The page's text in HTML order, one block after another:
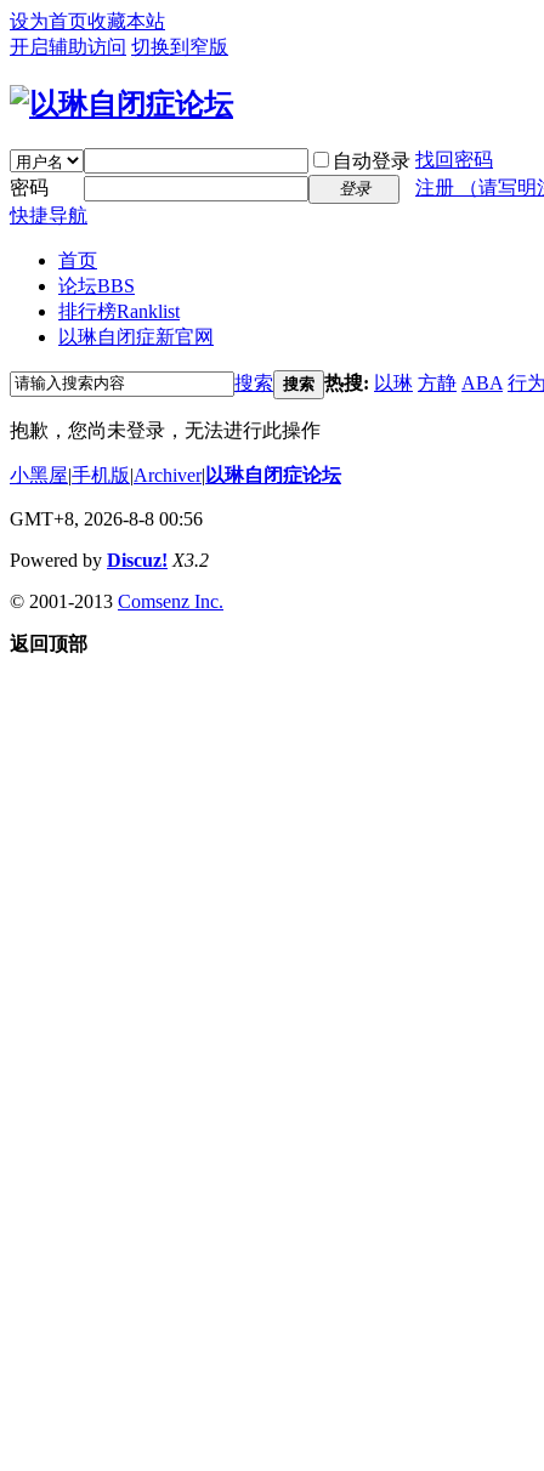
设为首页收藏本站
开启辅助访问 切换到窄版
自动登录 找回密码
密码
登录
注册 （请写明
快捷导航
首页
论坛BBS
排行榜Ranklist
以琳自闭症新官网
搜索 搜索 热搜: 以琳 方静 ABA 行
抱歉，您尚未登录，无法进行此操作
小黑屋|手机版|Archiver| 以琳自闭症论坛
GMT+8, 2026-8-8 00:56
Powered by Discuz! X3.2
© 2001-2013 Comsenz Inc.
返回顶部